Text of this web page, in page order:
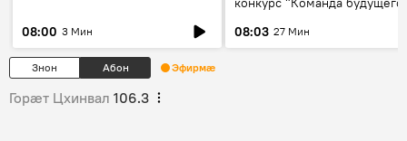
08:00 3 Мин
08:03 27 Мин
Знон Абон Эфирмæ
Горӕт Цхинвал 106.3